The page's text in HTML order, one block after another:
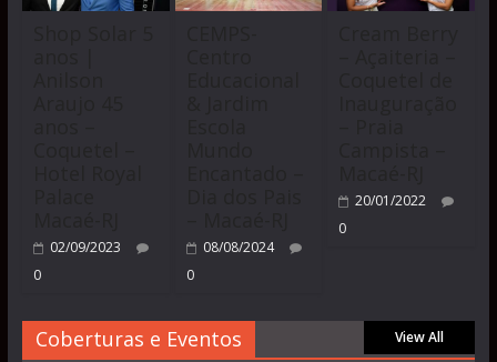
02/09/2023
0
08/08/2024
0
20/01/2022
0
Coberturas e Eventos View All